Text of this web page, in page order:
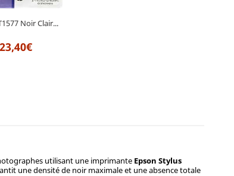
Noir Clair...
23,40€
utilisant une imprimante Epson Stylus
une densité de noir maximale et une absence totale